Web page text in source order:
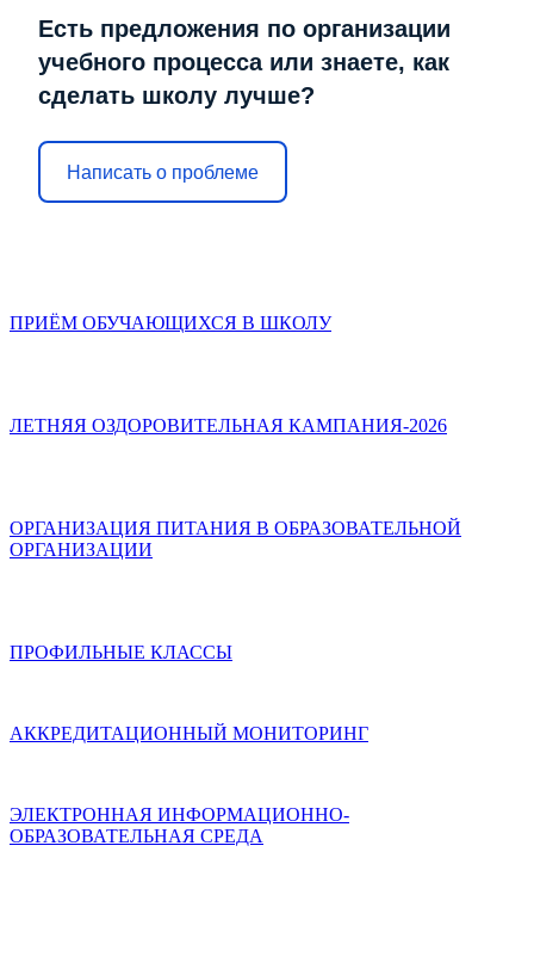
Есть предложения по организации
учебного процесса или знаете, как
сделать школу лучше?
Написать о проблеме
ПРИЁМ ОБУЧАЮЩИХСЯ В ШКОЛУ
ЛЕТНЯЯ ОЗДОРОВИТЕЛЬНАЯ КАМПАНИЯ-2026
ОРГАНИЗАЦИЯ ПИТАНИЯ В ОБРАЗОВАТЕЛЬНОЙ
ОРГАНИЗАЦИИ
ПРОФИЛЬНЫЕ КЛАССЫ
АККРЕДИТАЦИОННЫЙ МОНИТОРИНГ
ЭЛЕКТРОННАЯ ИНФОРМАЦИОННО-
ОБРАЗОВАТЕЛЬНАЯ СРЕДА